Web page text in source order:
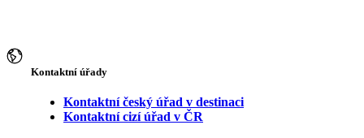
Kontaktní úřady
Kontaktní český úřad v destinaci
Kontaktní cizí úřad v ČR